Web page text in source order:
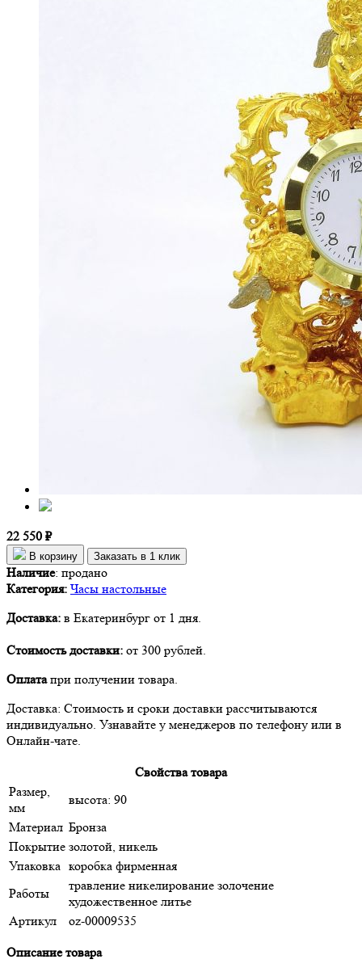
22 550 ₽
В корзину Заказать в 1 клик
Наличие: продано
Категория: Часы настольные
Доставка: в Екатеринбург от 1 дня.
Стоимость доставки: от 300 рублей.
Оплатапри получении товара.
Доставка: Стоимость и сроки доставки рассчитываются
индивидуально. Узнавайте у менеджеров по телефону или в
Онлайн-чате.
Свойства товара
Размер,
мм
высота: 90
Материал Бронза
Покрытие золотой, никель
Упаковка коробка фирменная
Работы
травление никелирование золочение
художественное литье
Артикул
oz-00009535
Описание товара